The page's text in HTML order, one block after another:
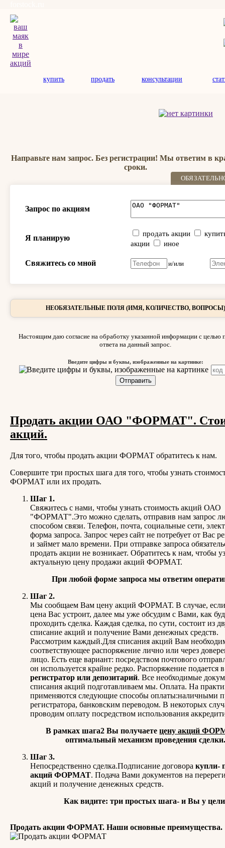
купить продать консультации
Направьте нам запрос. Без регистрации! Мы ответим в
сроки.
Запрос по акциям
Я планирую продать акции
акции
иное
Свяжитесь со мной и/или
НЕОБЯЗАТЕЛЬНЫЕ ПОЛЯ (ИМЯ, КОЛИЧЕСТВО, ВОПРОСЫ)
Настоящим даю согласие на обработку указанной информации с целью
ответа на данный запрос.
Введите цифры и буквы, изображенные на картинке:
Продать акции ОАО "ФОРМАТ".
акций.
Для того, чтобы продать акции ФОРМАТ обратитесь к нам.
Совершите три простых шага для того, чтобы узнать
ФОРМАТ или их продать.
Шаг 1.
Свяжитесь с нами, чтобы узнать стоимость акций ОАО
"ФОРМАТ".Это можно сделать, отправив нам запрос
способом связи. Телефон, почта, социальные сети,
форма запроса. Запрос через сайт не потребует от Вас
и займет мало времени. При отправке запроса
продать акции не возникает. Обратитесь к нам, чтобы
актуальную цену продажи акций ФОРМАТ.
При любой форме запроса мы ответим
Шаг 2.
Мы сообщаем Вам цену акций ФОРМАТ. В случае,
цена Вас устроит, далее мы уже обсудим с Вами, как
проходить сделка. Каждая сделка, по сути, состоит из
списание акций и получение Вами денежных средств.
Рассмотрим каждый.Для списания акций Вам
соответствующее распоряжение лично или через
лицо. Есть еще вариант: посредством почтового
он используется крайне редко. Распоряжение подается в
регистратор или депозитарий. Все необходимые
списания акций подготавливаем мы. Оплата. На
применяются следующие способы оплаты:наличными
регистратора, банковским переводом. В некоторых
проводим оплату посредством использования
В рамках шага2 Вы получаетецену акций
оптимальный механизм проведения
Шаг 3.
Непосредственно сделка.Подписание договора купли-
акций ФОРМАТ. Подача Вами документов на
акций и получение денежных средств.
Как видите: три простых шага- и Вы у
Продать акции ФОРМАТ. Наши основные преимущества.